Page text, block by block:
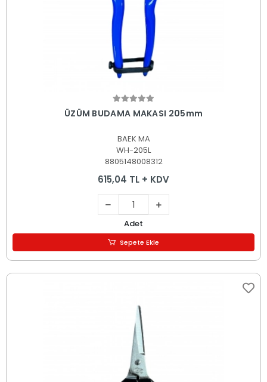
Sepete Ekle
ÜZÜM BUDAMA MAKASI 205mm
BAEK MA
WH-205L
8805148008312
615,04 TL + KDV
Adet
Sepete Ekle